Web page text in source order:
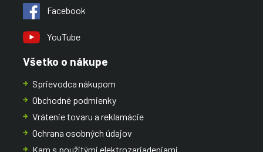
Facebook
YouTube
Všetko o nákupe
Sprievodca nákupom
Obchodné podmienky
Vrátenie tovaru a reklamácie
Ochrana osobných údajov
Kam s použitými elektrozariadeniami